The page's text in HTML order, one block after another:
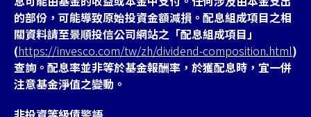
的部份，可能導致原始投資金額減損。配息組成項目之相
關資料請至景順投信公司網站之「配息組成項目」
(https://invesco.com/tw/zh/dividend-composition.html)
查詢。配息率並非等於基金報酬率，於獲配息時，宜一併
注意基金淨值之變動。